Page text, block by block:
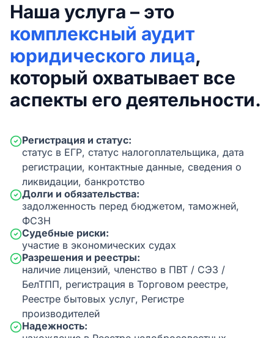
Наша услуга – это
комплексный аудит
юридического лица,
который охватывает все
аспекты его деятельности.
Регистрация и статус:
статус в ЕГР, статус налогоплательщика, дата
регистрации, контактные данные, сведения о
ликвидации, банкротство
Долги и обязательства:
задолженность перед бюджетом, таможней,
ФСЗН
Судебные риски:
участие в экономических судах
Разрешения и реестры:
наличие лицензий, членство в ПВТ / СЭЗ /
БелТПП, регистрация в Торговом реестре,
Реестре бытовых услуг, Регистре
производителей
Надежность: